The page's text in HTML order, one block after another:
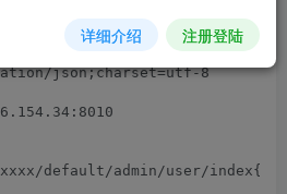
TW;q=0.7,zh-
json;charset=utf-8
详细介绍 注册登陆